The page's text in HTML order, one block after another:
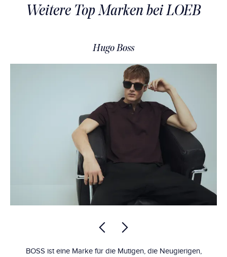
Weitere Top Marken bei LOEB
Hugo Boss
BOSS ist eine Marke für die Mutigen, die Neugierigen,